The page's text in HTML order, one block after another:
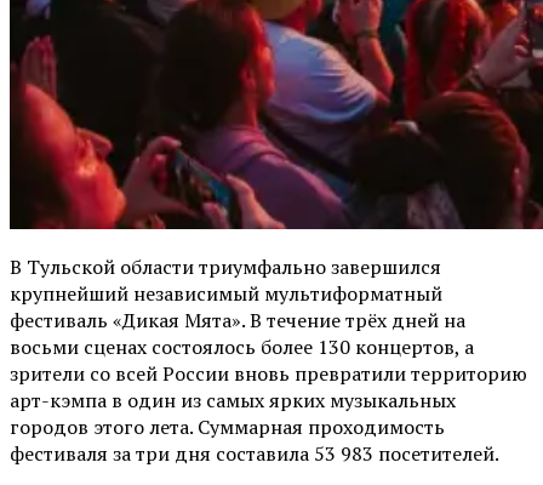
В Тульской области триумфально завершился
крупнейший независимый мультиформатный
фестиваль «Дикая Мята». В течение трёх дней на
восьми сценах состоялось более 130 концертов, а
зрители со всей России вновь превратили территорию
арт-кэмпа в один из самых ярких музыкальных
городов этого лета. Суммарная проходимость
фестиваля за три дня составила 53 983 посетителей.